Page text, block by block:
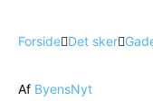
Forside Det sker
Af ByensNyt